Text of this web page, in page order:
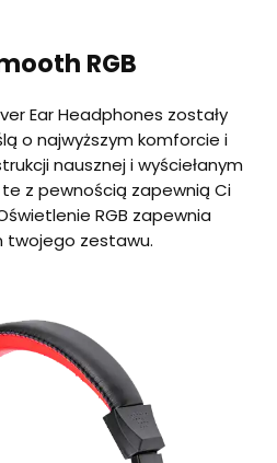
RGB
Ear Headphones zostały
o najwyższym komforcie i
nausznej i wyściełanym
te z pewnością zapewnią Ci
RGB zapewnia
twojego zestawu.